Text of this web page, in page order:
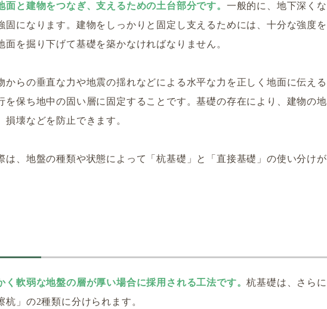
面と建物をつなぎ、支えるための土台部分です。 一般的に、地下深くな
固になります。建物をしっかりと固定し支えるためには、十分な強度を
面を掘り下げて基礎を築かなければなりません。
からの垂直な力や地震の揺れなどによる水平な力を正しく地面に伝える
を保ち地中の固い層に固定することです。基礎の存在により、建物の地
損壊などを防止できます。
は、地盤の種類や状態によって「杭基礎」と「直接基礎」の使い分けが
く軟弱な地盤の層が厚い場合に採用される工法です。杭基礎は、さらに
杭」の2種類に分けられます。